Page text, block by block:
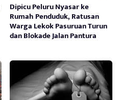
Dipicu Peluru Nyasar ke
Rumah Penduduk, Ratusan
Warga Lekok Pasuruan Turun
dan Blokade Jalan Pantura